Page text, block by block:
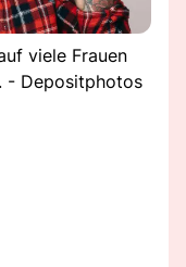
viele Frauen
- Depositphotos